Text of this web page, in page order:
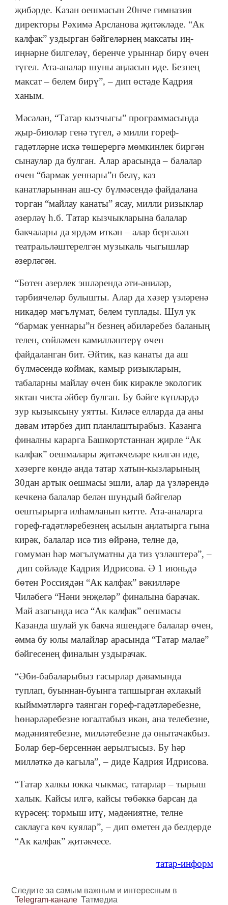
җибәрде. Казан оешмасын 20нче гимназия
директоры Рәхимә Арсланова җитәкләде. “Ак
калфак” уздырган бәйгеләрнең максаты иң-
иңнәрне билгеләү, беренче урыннар бирү өчен
түгел. Ата-аналар шуны аңласын иде. Безнең
максат – белем бирү”, – дип өстәде Кадрия
ханым.
Мәсәлән, “Татар кызчыгы” программасында
җыр-биюләр генә түгел, ә милли гореф-
гадәтләрне искә төшерергә мөмкинлек биргән
сынаулар да булган. Алар арасында – балалар
өчен “бармак уеннары”н белү, каз
канатларыннан аш-су бүлмәсендә файдалана
торган “майлау канаты” ясау, милли ризыклар
әзерләү һ.б. Татар кызчыкларына балалар
бакчалары да ярдәм иткән – алар бергәләп
театральләштерелгән музыкаль чыгышлар
әзерләгән.
“Бөтен әзерлек эшләрендә әти-әниләр,
тәрбиячеләр булышты. Алар да хәзер үзләренә
никадәр мәгълүмат, белем туплады. Шул ук
“бармак уеннары”н безнең әбиләребез баланың
телен, сөйләмен камилләштерү өчен
файдаланган бит. Әйтик, каз канаты да аш
бүлмәсендә коймак, камыр ризыкларын,
табаларны майлау өчен бик кирәкле экологик
яктан чиста әйбер булган. Бу бәйге күпләрдә
зур кызыксыну уятты. Киләсе елларда да аны
дәвам итәрбез дип планлаштырабыз. Казанга
финалны карарга Башкортстаннан җирле “Ак
калфак” оешмалары җитәкчеләре килгән иде,
хәзерге көндә анда татар хатын-кызларының
30дан артык оешмасы эшли, алар да үзләрендә
кечкенә балалар белән шундый бәйгеләр
оештырырга илһамланып китте. Ата-аналарга
гореф-гадәтләребезнең асылын аңлатырга гына
кирәк, балалар исә тиз өйрәнә, телне дә,
гомумән һәр мәгълүматны да тиз үзләштерә”, –
дип сөйләде Кадрия Идрисова. Ә 1 июньдә
бөтен Россиядән “Ак калфак” вәкилләре
Чиләбегә “Нәни энҗеләр” финалына барачак.
Май азагында исә “Ак калфак” оешмасы
Казанда шулай ук бакча яшендәге балалар өчен,
әмма бу юлы малайлар арасында “Татар малае”
бәйгесенең финалын уздырачак.
“Әби-бабаларыбыз гасырлар дәвамында
туплап, буыннан-буынга тапшырган әхлакый
кыйммәтләргә таянган гореф-гадәтләребезне,
һөнәрләребезне югалтабыз икән, ана телебезне,
мәдәниятебезне, милләтебезне дә онытачакбыз.
Болар бер-берсеннән аерылгысыз. Бу һәр
милләткә дә кагыла”, – диде Кадрия Идрисова.
“Татар халкы юкка чыкмас, татарлар – тырыш
халык. Кайсы илгә, кайсы төбәккә барсаң да
күрәсең: тормыш итү, мәдәниятне, телне
саклауга көч куялар”, – дип өметен дә белдерде
“Ак калфак” җитәкчесе.
татар-информ
Следите за самым важным и интересным в
Telegram-канале Татмедиа